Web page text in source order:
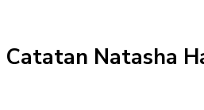
Catatan Natasha